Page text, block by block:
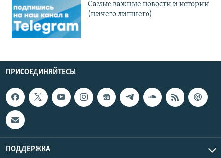
Cамые важные новости и истории
(ничего лишнего)
ПРИСОЕДИНЯЙТЕСЬ!
ПОДДЕРЖКА